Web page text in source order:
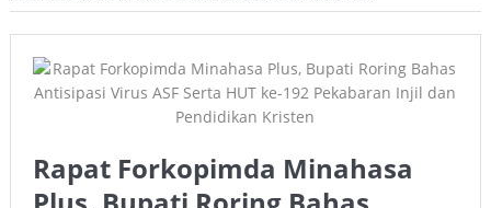
Rapat Forkopimda Minahasa